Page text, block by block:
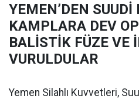
YEMEN’DEN SUUDİ
KAMPLARA DEV
BALİSTİK FÜZE VE
VURULDULAR
Yemen Silahlı Kuvvetleri,